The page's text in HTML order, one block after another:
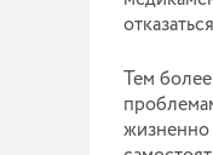
Тем
жизненно